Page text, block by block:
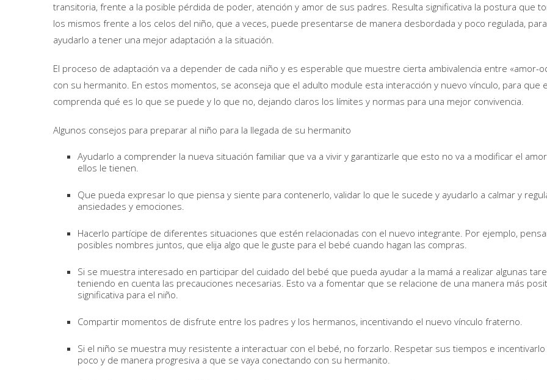
transitoria, frente a la posible pérdida de poder, atención y amor de sus padres. Resulta significativa la postura que
los mismos frente a los celos del niño, que a veces, puede presentarse de manera desbordada y poco regulada, para
ayudarlo a tener una mejor adaptación a la situación.
El proceso de adaptación va a depender de cada niño y es esperable que muestre cierta ambivalencia entre «amor-
con su hermanito. En estos momentos, se aconseja que el adulto module esta interacción y nuevo vínculo, para que
comprenda qué es lo que se puede y lo que no, dejando claros los límites y normas para una mejor convivencia.
Algunos consejos para preparar al niño para la llegada de su hermanito
Ayudarlo a comprender la nueva situación familiar que va a vivir y garantizarle que esto no va a modificar el
ellos le tienen.
Que pueda expresar lo que piensa y siente para contenerlo, validar lo que le sucede y ayudarlo a calmar y
ansiedades y emociones.
Hacerlo partícipe de diferentes situaciones que estén relacionadas con el nuevo integrante. Por ejemplo,
posibles nombres juntos, que elija algo que le guste para el bebé cuando hagan las compras.
Si se muestra interesado en participar del cuidado del bebé que pueda ayudar a la mamá a realizar algunas
teniendo en cuenta las precauciones necesarias. Esto va a fomentar que se relacione de una manera más
significativa para el niño.
Compartir momentos de disfrute entre los padres y los hermanos, incentivando el nuevo vínculo fraterno.
Si el niño se muestra muy resistente a interactuar con el bebé, no forzarlo. Respetar sus tiempos e incentivarlo
poco y de manera progresiva a que se vaya conectando con su hermanito.